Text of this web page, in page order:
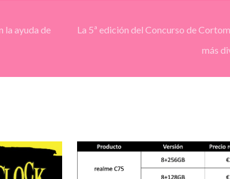
la ayuda de
La 5ª edición del Concurso de
más